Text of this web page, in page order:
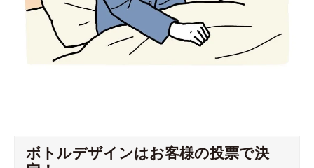
ボトルデザインはお客様の投票で決